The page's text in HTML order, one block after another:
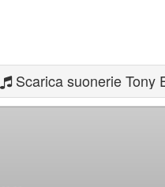
Scarica suonerie Tony